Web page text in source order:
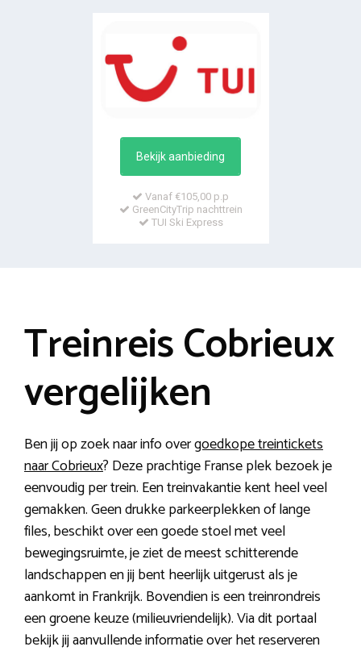
Bekijk aanbieding
Vanaf €105,00 p.p
GreenCityTrip nachttrein
TUI Ski Express
Treinreis Cobrieux
vergelijken
Ben jij op zoek naar info overgoedkope treintickets
naar Cobrieux? Deze prachtige Franse plek bezoek je
eenvoudig per trein. Een treinvakantie kent heel veel
gemakken. Geen drukke parkeerplekken of lange
files, beschikt over een goede stoel met veel
bewegingsruimte, je ziet de meest schitterende
landschappen en jij bent heerlijk uitgerust als je
aankomt in Frankrijk. Bovendien is een treinrondreis
een groene keuze (milieuvriendelijk). Via dit portaal
bekijk jij aanvullende informatie over het reserveren